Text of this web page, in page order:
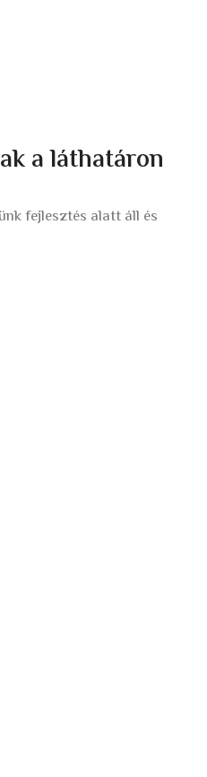
a láthatáron
fejlesztés alatt áll és